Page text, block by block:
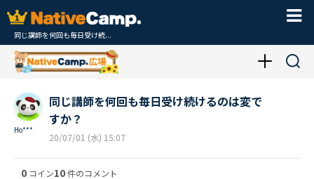
同じ講師を何回も毎日受け続...
Ho***
同じ講師を何回も毎日受け続けるのは変で
すか？
20/07/01 (水) 15:07
0 コイン10件のコメント